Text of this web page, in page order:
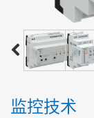
监控技术